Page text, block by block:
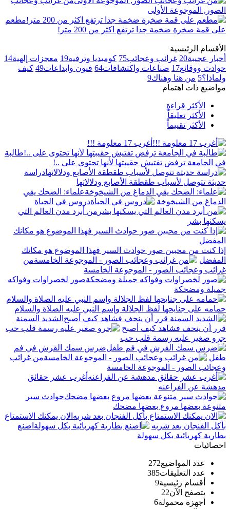
الصور, الموجوعة الأولى
مطعم
على قمة صخرة ضخمة جدا ترتفع اكثر من 200 متر!
الأقسام الرئيسية
أخبار عجيبة20 غرائب وعجائب75 كوميديا وترفيه19 معجزات إلهية14
حوادث ووقائع17 صناعات واكتشافات64 فنون وابداعات49 كيف
ولماذا؟5 من هنا وهناك9
مواضيع ذات اهتمام
الأكثر قراءة
الأكثر تعليقاً
الأكثر تقييماً
أغرب 17 معلومة !!!
طالبة
في الجامعة ترفض تفتيش حقيبتها لأنها تحتوى على ..!
دراسة
حديثة تتوصل لأسباب طقطقة الأصابع ودلالاتها
علماء: الضحك يقي
الدماغ من الشيخوخة
دروس في الحياة
من أبرد مدن العالم التي
يسكنها بشر
إذا كنت من محبين صور حوادث السير فهذا الموضوع هو مكانك
المفضل
من
غرائب وعجائب الصور - الموجوعة الخامسة
صور لخصراوات وفواكه
جميلة ومضحكة
حمامه على جنايحها لفظ الجلالة وإسم النبي عليه الصلاة والسلام
الشديد السمنة
قرر أن ينحف فشاهد كيف أصبح
جرو صغير عليه رسمة قلب حب
ضرس سمك القرش في فم
طفل
من غرائب
وعجائب الصور - الموجوعة الخامسة
أغرب عشر حقائق
مدهشة عن الفراعنه
حوادث سير
متنوعة بعضها مروع بعضها مضحك
الان يمكنك الاستمتاع
بأكل الفنجان بعد شربه
اصنع
بطارية كهربائية بكل سهولة
احصائيات
عدد المواضيع272
عدد التعليقات385
أقسام رئيسية9
يتصفح الآن22
أجهزة محمولة6